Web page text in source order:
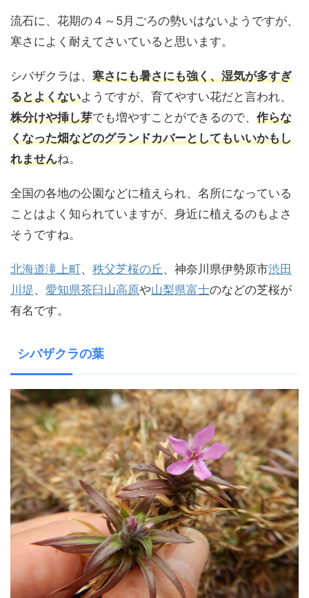
流石に、花期の４～5月ごろの勢いはないようですが、
寒さによく耐えてさいていると思います。
シバザクラは、 寒さにも暑さにも強く、湿気が多すぎ
るとよくないようですが、育てやすい花だと言われ、
株分けや挿し芽でも増やすことができるので、 作らな
くなった畑などのグランドカバーとしてもいいかもし
れませんね。
全国の各地の公園などに植えられ、名所になっている
ことはよく知られていますが、身近に植えるのもよさ
そうですね。
北海道滝上町、 秩父芝桜の丘 、神奈川県伊勢原市渋田
川堤、 愛知県茶臼山高原や山梨県富士のなどの芝桜が
有名です。
シバザクラの葉